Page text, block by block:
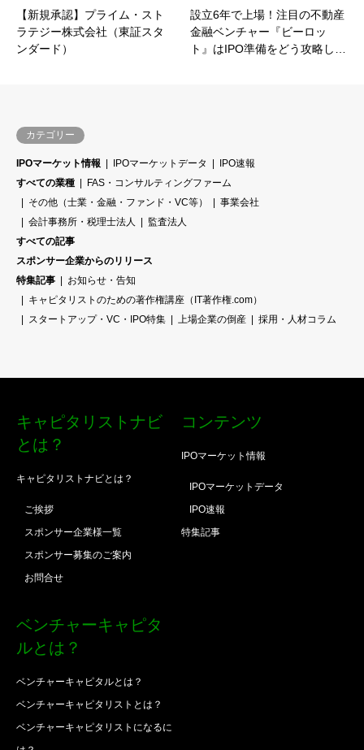
【新規承認】プライム・スト
ラテジー株式会社（東証スタ
ンダード）
設立6年で上場！注目の不動産
金融ベンチャー『ビーロッ
ト』はIPO準備をどう攻略し…
カテゴリー
IPOマーケット情報 IPOマーケットデータ
IPO速報
すべての業種
FAS・コンサルティングファーム
その他（士業・金融・ファンド・VC等）
事業会社
会計事務所・税理士法人
監査法人
すべての記事
スポンサー企業からのリリース
特集記事
お知らせ・告知
キャピタリストのための著作権講座（IT著作権.com）
スタートアップ・VC・IPO特集
上場企業の倒産 採用・人材コラム
キャピタリストナビ
とは？
キャピタリストナビとは？
ご挨拶
スポンサー企業様一覧
スポンサー募集のご案内
お問合せ
コンテンツ
IPOマーケット情報
IPOマーケットデータ
IPO速報
特集記事
ベンチャーキャピタ
ルとは？
ベンチャーキャピタルとは？
ベンチャーキャピタリストとは？
ベンチャーキャピタリストになるに